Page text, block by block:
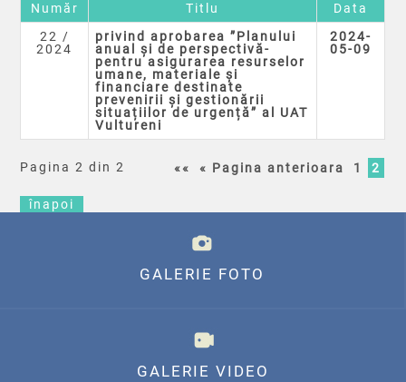
Număr Titlu
Data
22 /
2024
privind aprobarea ”Planului
anual și de perspectivă-
pentru asigurarea resurselor
umane, materiale și
financiare destinate
prevenirii și gestionării
situațiilor de urgență” al UAT
Vultureni
2024-
05-09
Pagina 2 din 2 «« « Pagina anterioara 1 2
înapoi
GALERIE FOTO
GALERIE VIDEO